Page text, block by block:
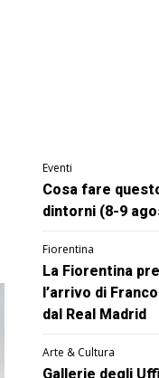
Eventi
Cosa fare
dintorni (8-9
Fiorentina
La Fiorentina
l’arrivo di
dal Real Madrid
Arte & Cultura
Gallerie degli